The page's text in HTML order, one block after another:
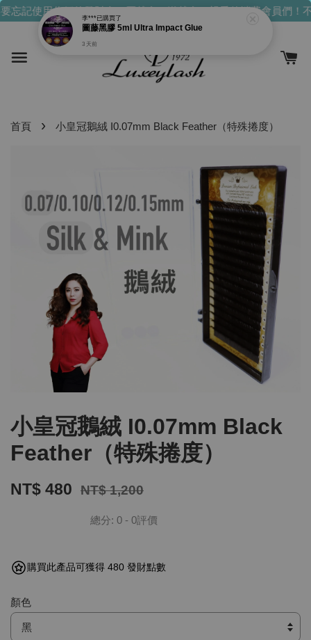
記使用你們的發財金！買越多，送越多！親愛的消費會員們！不
首頁 › 小皇冠鵝絨 I0.07mm Black Feather（特殊捲度）
小皇冠鵝絨 I0.07mm Black
Feather（特殊捲度）
NT$ 480 NT$ 1,200
總分: 0 - 0評價
購買此產品可獲得 480 發財點數
顏色